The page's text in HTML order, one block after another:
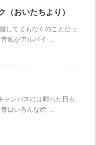
（おいたちより）
してまもなくのことだっ
私がアルバイ ...
ンバスには晴れた日も、
日いろんな絵 ...